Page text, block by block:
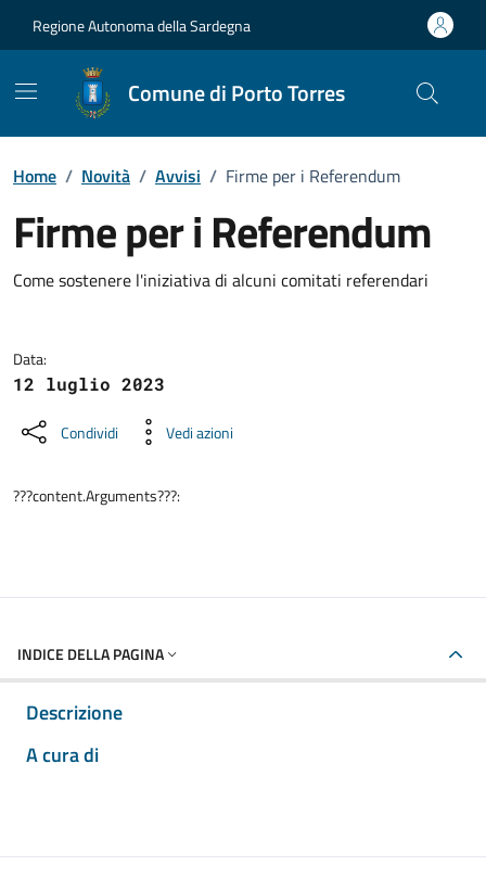
Regione Autonoma della Sardegna
Comune di Porto Torres
Home / Novità / Avvisi / Firme per i Referendum
Firme per i Referendum
Dettagli della notizia
Come sostenere l'iniziativa di alcuni comitati referendari
Data:
12 luglio 2023
Condividi Vedi azioni
???content.Arguments???:
INDICE DELLA PAGINA
Descrizione
A cura di